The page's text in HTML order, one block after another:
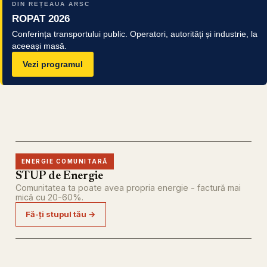
DIN REȚEAUA ARSC
ROPAT 2026
Conferința transportului public. Operatori, autorități și industrie, la
aceeași masă.
Vezi programul
ENERGIE COMUNITARĂ
STUP de Energie
Comunitatea ta poate avea propria energie - factură mai
mică cu 20-60%.
Fă-ți stupul tău →